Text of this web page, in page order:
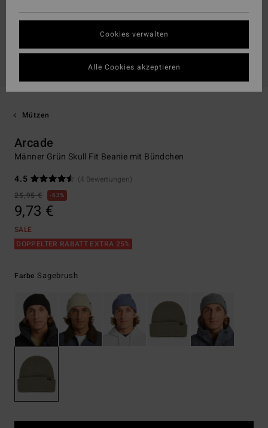
Mützen
Arcade
Männer Grün Skull Fit Beanie mit Bündchen
4.5
(4 Bewertungen)
25,95 €
63%
9,73 €
SALE
DOPPELTER RABATT EXTRA 25%
Farbe Sagebrush
Cookies verwalten
Alle Cookies akzeptieren